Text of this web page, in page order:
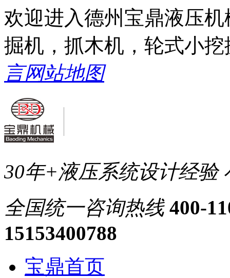
欢迎进入德州宝鼎液压
掘机，抓木机，轮式小
言网站地图
30年+液压系统设计经验
全国统一咨询热线 400-
15153400788
宝鼎首页